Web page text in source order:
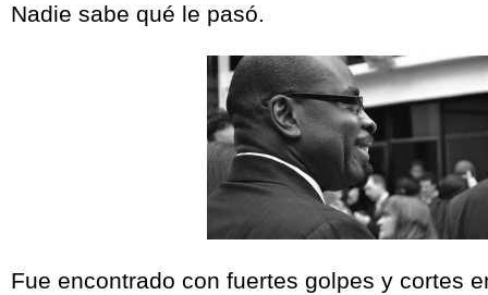
Nadie sabe qué le pasó.
Fue encontrado con fuertes golpes y cortes